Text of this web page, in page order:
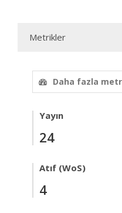
Metrikler
Daha fazla
Yayın
24
Atıf (WoS)
4